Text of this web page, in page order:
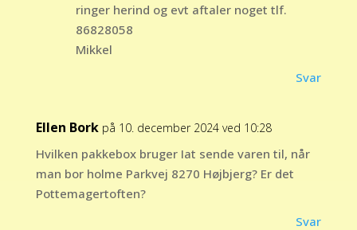
ringer herind og evt aftaler noget tlf.
86828058
Mikkel
Svar
Ellen Bork på 10. december 2024 ved 10:28
Hvilken pakkebox bruger Iat sende varen til, når
man bor holme Parkvej 8270 Højbjerg? Er det
Pottemagertoften?
Svar